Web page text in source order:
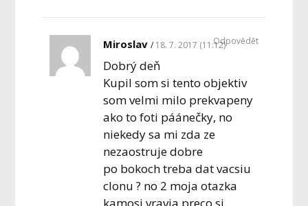
Miroslav 18. 7. 2017 (11:12)
Dobrý deň
Kupil som si tento objektiv
som velmi milo prekvapeny
ako to foti páánečky, no
niekedy sa mi zda ze
nezaostruje dobre
po bokoch treba dat vacsiu
clonu ? no 2 moja otazka
kamosi vravia preco si
Odpovědět